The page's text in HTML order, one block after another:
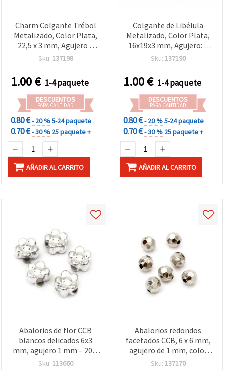
Charm Colgante Trébol
Metalizado, Color Plata,
22,5 x 3 mm, Agujero 2
mm - 20 g (≈48 uds.)
Sku: 137198
1.00€ 1-4 paquete
DESCUENTOS
PARA CANTIDAD
0.80 €- 20 %5-24 paquete
0.70 €- 30 % 25 paquete +
AÑADIR AL CARRITO
Colgante de Libélula
Metalizado, Color Plata,
16x19x3 mm, Agujero: 2
mm - 20 g (~116 uds)
Sku: 137190
1.00€ 1-4 paquete
DESCUENTOS
PARA CANTIDAD
0.80 €- 20 %5-24 paquete
0.70 €- 30 % 25 paquete +
AÑADIR AL CARRITO
Abalorios de flor CCB
blancos delicados 6x3
mm, agujero 1 mm – 20 g
(aprox. 350 uds), ideales
Sku: 113660
Abalorios redondos
facetados CCB, 6 x 6 mm,
agujero de 1 mm, color
plata efecto espejo
Sku: 137170